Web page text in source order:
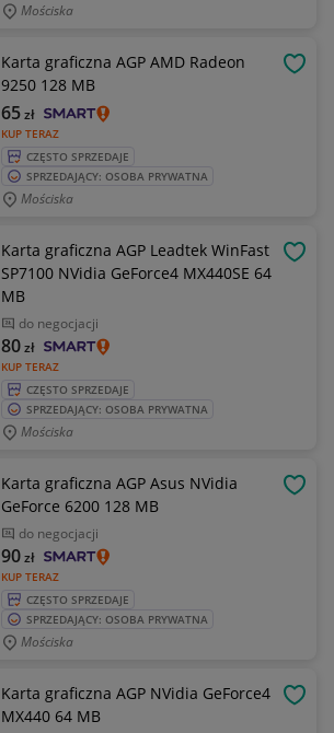
Mościska
Karta graficzna AGP AMD Radeon
9250 128 MB
KUP TERAZ
65zł
CZĘSTO SPRZEDAJE
SPRZEDAJĄCY: OSOBA PRYWATNA
Mościska
Karta graficzna AGP Leadtek WinFast
SP7100 NVidia GeForce4 MX440SE 64
MB
do negocjacji
KUP TERAZ
80zł
CZĘSTO SPRZEDAJE
SPRZEDAJĄCY: OSOBA PRYWATNA
Mościska
Karta graficzna AGP Asus NVidia
GeForce 6200 128 MB
do negocjacji
KUP TERAZ
90zł
CZĘSTO SPRZEDAJE
SPRZEDAJĄCY: OSOBA PRYWATNA
Mościska
Karta graficzna AGP NVidia GeForce4
MX440 64 MB